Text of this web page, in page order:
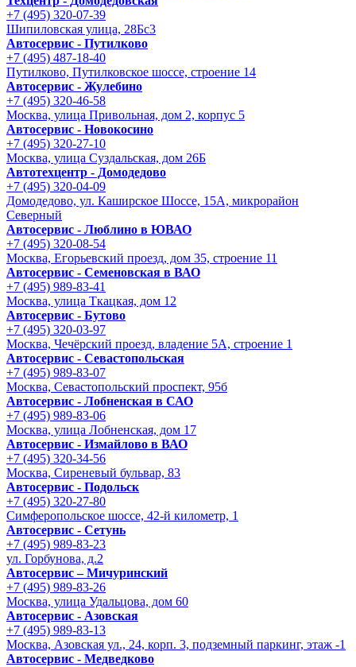
+7 (495) 320-07-39
Шипиловская улица, 28Бс3
Автосервис - Путилково
+7 (495) 487-18-40
Путилково, Путилковское шоссе, строение 14
Автосервис - Жулебино
+7 (495) 320-46-58
Москва, улица Привольная, дом 2, корпус 5
Автосервис - Новокосино
+7 (495) 320-27-10
Москва, улица Суздальская, дом 26Б
Автотехцентр - Домодедово
+7 (495) 320-04-09
Домодедово, ул. Каширское Шоссе, 15А, микрорайон
Северный
Автосервис - Люблино в ЮВАО
+7 (495) 320-08-54
Москва, Егорьевский проезд, дом 35, строение 11
Автосервис - Семеновская в ВАО
+7 (495) 989-83-41
Москва, улица Ткацкая, дом 12
Автосервис - Бутово
+7 (495) 320-03-97
Москва, Чечёрский проезд, владение 5А, строение 1
Автосервис - Cевастопольская
+7 (495) 989-83-07
Москва, Севастопольский проспект, 95б
Автосервис - Лобненская в САО
+7 (495) 989-83-06
Москва, улица Лобненская, дом 17
Автосервис - Измайлово в ВАО
+7 (495) 320-34-56
Москва, Сиреневый бульвар, 83
Автосервис - Подольск
+7 (495) 320-27-80
Симферопольское шоссе, 42-й километр, 1
Автосервис - Сетунь
+7 (495) 989-83-23
ул. Горбунова, д.2
Автосервис – Мичуринский
+7 (495) 989-83-26
Москва, улица Удальцова, дом 60
Автосервис - Азовская
+7 (495) 989-83-13
Москва, Азовская ул., 24, корп. 3, подземный паркинг, этаж -1
Автосервис - Медведково